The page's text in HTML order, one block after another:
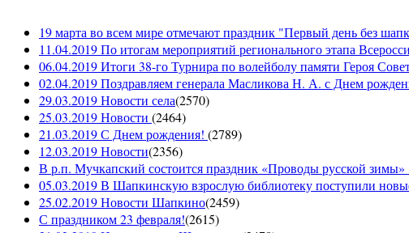
19 марта во всем мире отмечают праздник "Первый день без
11.04.2019 По итогам мероприятий регионального этапа
06.04.2019 Итоги 38-го Турнира по волейболу памяти Героя
02.04.2019 Поздравляем генерала Масликова Н. А. с Днем
29.03.2019 Новости села(2570)
25.03.2019 Новости (2464)
21.03.2019 С Днем рождения! (2789)
12.03.2019 Новости(2356)
В р.п. Мучкапский состоится праздник «Проводы русской зимы»
05.03.2019 В Шапкинскую взрослую библиотеку поступили
25.02.2019 Новости Шапкино(2459)
С праздником 23 февраля!(2615)